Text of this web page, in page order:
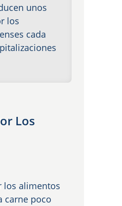
unos
los
cada
Los
los alimentos
carne poco